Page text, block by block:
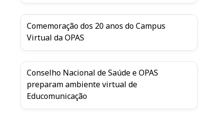
Comemoração dos 20 anos do Campus
Virtual da OPAS
Conselho Nacional de Saúde e OPAS
preparam ambiente virtual de
Educomunicação